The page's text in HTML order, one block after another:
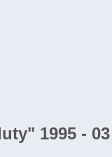
1995 - 03